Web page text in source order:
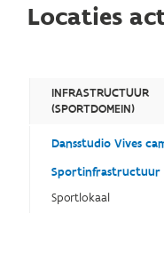
Locaties
INFRASTRUCTUUR
(SPORTDOMEIN)
Dansstudio Vives
Sportinfrastructuur
Sportlokaal